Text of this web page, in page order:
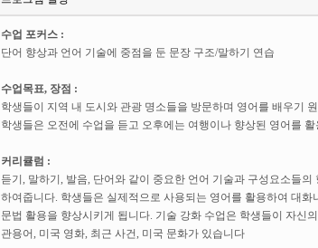
수업 포커스 :
단어 향상과 언어 기술에 중점을 둔 문장 구조/말하기 연습
수업목표, 장점 :
학생들이 지역 내 도시와 관광 명소들을 방문하며 영어를 배우기
학생들은 오전에 수업을 듣고 오후에는 여행이나 향상된 영어를
커리큘럼 :
듣기, 말하기, 발음, 단어와 같이 중요한 언어 기술과 구성요소들
하여줍니다. 학생들은 실제적으로 사용되는 영어를 활용하여 대
문법 활용을 향상시키게 됩니다. 기술 강화 수업은 학생들이 자신
관용어, 미국 영화, 최근 사건, 미국 문화가 있습니다